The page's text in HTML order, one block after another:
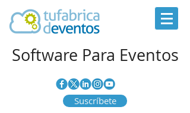
Software Para Eventos
Suscríbete